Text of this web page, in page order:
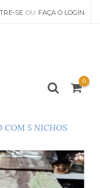
SE OU FAÇA O LOGIN
0
COM 5 NICHOS